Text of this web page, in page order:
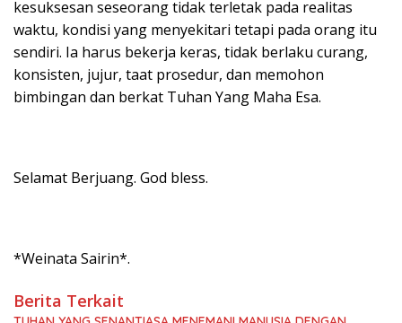
kesuksesan seseorang tidak terletak pada realitas
waktu, kondisi yang menyekitari tetapi pada orang itu
sendiri. Ia harus bekerja keras, tidak berlaku curang,
konsisten, jujur, taat prosedur, dan memohon
bimbingan dan berkat Tuhan Yang Maha Esa.
Selamat Berjuang. God bless.
*Weinata Sairin*.
Berita Terkait